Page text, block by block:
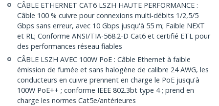
CÂBLE ETHERNET CAT6 LSZH HAUTE PERFORMANCE :
Câble 100 % cuivre pour connexions multi-débits 1/2,5/5
Gbps sans erreur, avec 10 Gbps jusqu'à 55 m; Faible NEXT
et RL; Conforme ANSI/TIA-568.2-D Cat6 et certifié ETL pour
des performances réseau fiables
CÂBLE LSZH AVEC 100W PoE : Câble Ethernet à faible
émission de fumée et sans halogène de calibre 24 AWG, les
conducteurs en cuivre prennent en charge le PoE jusqu'à
100W PoE++ ; conforme IEEE 802.3bt type 4 ; prend en
charge les normes Cat5e/antérieures